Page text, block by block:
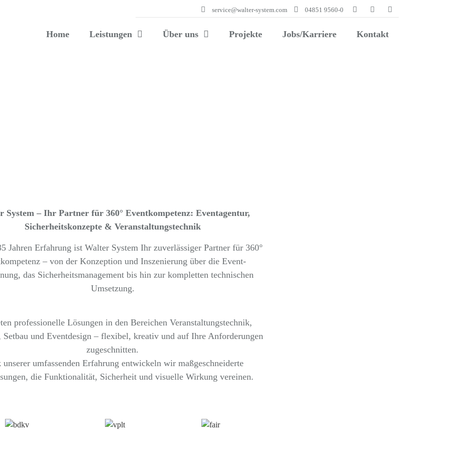
service@walter-system.com 04851 9560-0
Home Leistungen Über uns Projekte Jobs/Karriere Kontakt
System – Ihr Partner für 360° Eventkompetenz: Eventagentur,
Sicherheitskonzepte & Veranstaltungstechnik
Jahren Erfahrung ist Walter System Ihr zuverlässiger Partner für 360°
– von der Konzeption und Inszenierung über die Event-
das Sicherheitsmanagement bis hin zur kompletten technischen
Umsetzung.
professionelle Lösungen in den Bereichen Veranstaltungstechnik,
Setbau und Eventdesign – flexibel, kreativ und auf Ihre Anforderungen
zugeschnitten.
unserer umfassenden Erfahrung entwickeln wir maßgeschneiderte
die Funktionalität, Sicherheit und visuelle Wirkung vereinen.